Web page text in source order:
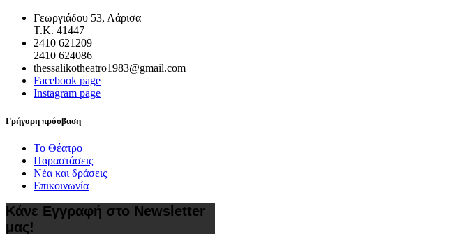
Γεωργιάδου 53, Λάρισα
Τ.Κ. 41447
2410 621209
2410 624086
thessalikotheatro1983@gmail.com
Facebook page
Instagram page
Γρήγορη πρόσβαση
Το Θέατρο
Παραστάσεις
Νέα και δράσεις
Επικοινωνία
Κάνε Εγγραφή στο Newsletter
μας!